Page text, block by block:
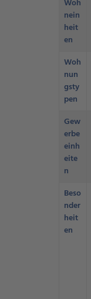
Woh
nein
heit
en
Woh
nun
gsty
pen
Gew
erbe
einh
eite
n
Beso
nder
heit
en